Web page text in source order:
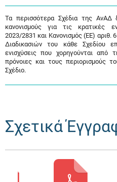
Τα περισσότερα Σχέδια της ΑνΑΔ
κανονισμούς για τις κρατικές
2023/2831 και Κανονισμός (ΕΕ) αριθ.
Διαδικασιών του κάθε Σχεδίου
ενισχύσεις που χορηγούνται
πρόνοιες και τους περιορισμούς
Σχέδιο.
Σχετικά